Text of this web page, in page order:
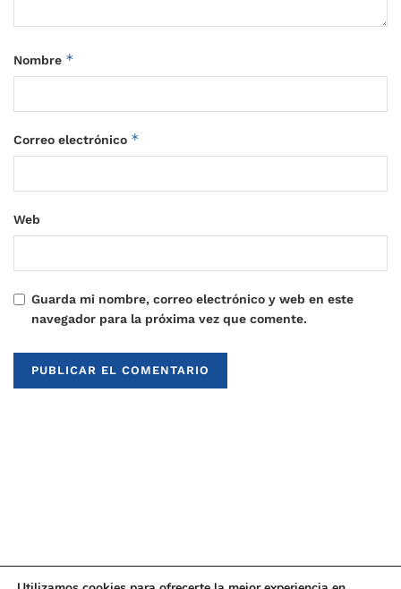
Nombre *
Correo electrónico *
Web
Guarda mi nombre, correo electrónico y web en este
navegador para la próxima vez que comente.